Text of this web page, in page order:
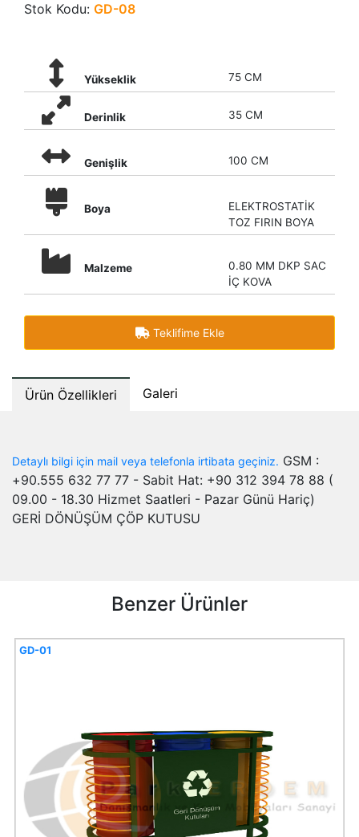
Stok Kodu: GD-08
Yükseklik 75 CM
Derinlik 35 CM
Genişlik 100 CM
Boya
ELEKTROSTATİK
TOZ FIRIN BOYA
Malzeme
0.80 MM DKP SAC
İÇ KOVA
Teklifime Ekle
Ürün Özellikleri Galeri
Detaylı bilgi için mail veya telefonla irtibata geçiniz. GSM :
+90.555 632 77 77 - Sabit Hat: +90 312 394 78 88 (
09.00 - 18.30 Hizmet Saatleri - Pazar Günü Hariç)
GERİ DÖNÜŞÜM ÇÖP KUTUSU
Benzer Ürünler
GD-01